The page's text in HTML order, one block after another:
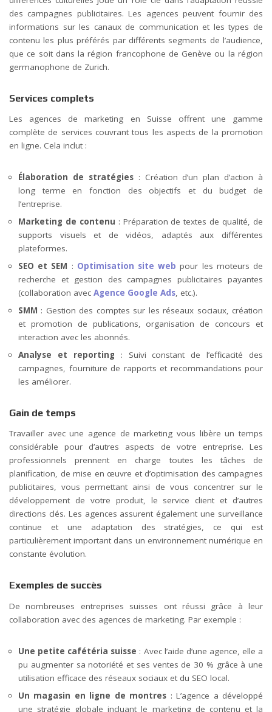
des campagnes publicitaires. Les agences peuvent fournir des
informations sur les canaux de communication et les types de
contenu les plus préférés par différents segments de l’audience,
que ce soit dans la région francophone de Genève ou la région
germanophone de Zurich.
Services complets
Les agences de marketing en Suisse offrent une gamme
complète de services couvrant tous les aspects de la promotion
en ligne. Cela inclut :
Élaboration de stratégies: Création d’un plan d’action à
long terme en fonction des objectifs et du budget de
l’entreprise.
Marketing de contenu : Préparation de textes de qualité, de
supports visuels et de vidéos, adaptés aux différentes
plateformes.
SEO et SEM : Optimisation site web pour les moteurs de
recherche et gestion des campagnes publicitaires payantes
(collaboration avec Agence Google Ads, etc.).
SMM : Gestion des comptes sur les réseaux sociaux, création
et promotion de publications, organisation de concours et
interaction avec les abonnés.
Analyse et reporting : Suivi constant de l’efficacité des
campagnes, fourniture de rapports et recommandations pour
les améliorer.
Gain de temps
Travailler avec une agence de marketing vous libère un temps
considérable pour d’autres aspects de votre entreprise. Les
professionnels prennent en charge toutes les tâches de
planification, de mise en œuvre et d’optimisation des campagnes
publicitaires, vous permettant ainsi de vous concentrer sur le
développement de votre produit, le service client et d’autres
directions clés. Les agences assurent également une surveillance
continue et une adaptation des stratégies, ce qui est
particulièrement important dans un environnement numérique en
constante évolution.
Exemples de succès
De nombreuses entreprises suisses ont réussi grâce à leur
collaboration avec des agences de marketing. Par exemple :
Une petite cafétéria suisse : Avec l’aide d’une agence, elle a
pu augmenter sa notoriété et ses ventes de 30 % grâce à une
utilisation efficace des réseaux sociaux et du SEO local.
Un magasin en ligne de montres : L’agence a développé
une stratégie globale incluant le marketing de contenu et la